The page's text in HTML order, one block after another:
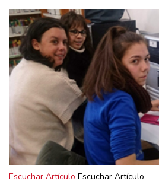
Escuchar Artículo Escuchar Artículo